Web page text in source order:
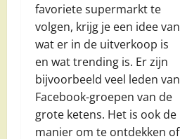
favoriete supermarkt te
volgen, krijg je een idee van
wat er in de uitverkoop is
en wat trending is. Er zijn
bijvoorbeeld veel leden van
Facebook-groepen van de
grote ketens. Het is ook de
manier om te ontdekken of